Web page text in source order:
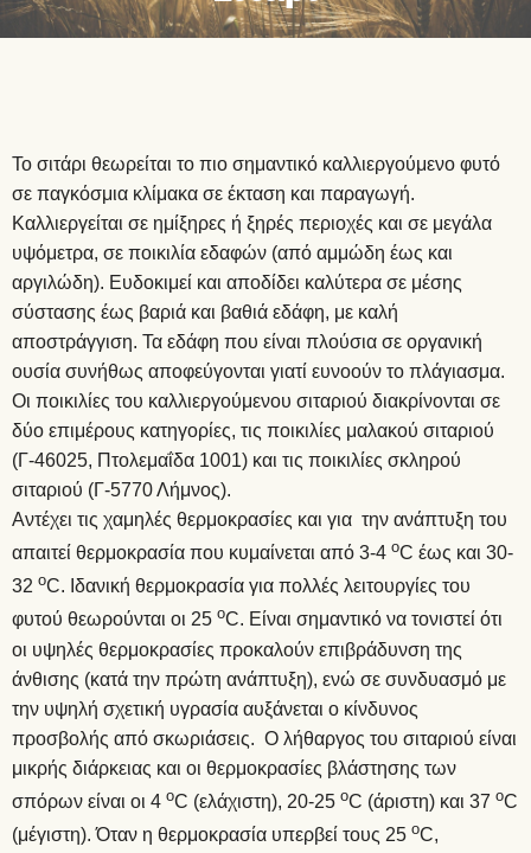
Το σιτάρι θεωρείται το πιο σημαντικό καλλιεργούμενο φυτό
σε παγκόσμια κλίμακα σε έκταση και παραγωγή.
Καλλιεργείται σε ημίξηρες ή ξηρές περιοχές και σε μεγάλα
υψόμετρα, σε ποικιλία εδαφών (από αμμώδη έως και
αργιλώδη). Ευδοκιμεί και αποδίδει καλύτερα σε μέσης
σύστασης έως βαριά και βαθιά εδάφη, με καλή
αποστράγγιση. Τα εδάφη που είναι πλούσια σε οργανική
ουσία συνήθως αποφεύγονται γιατί ευνοούν το πλάγιασμα.
Οι ποικιλίες του καλλιεργούμενου σιταριού διακρίνονται σε
δύο επιμέρους κατηγορίες, τις ποικιλίες μαλακού σιταριού
(Γ-46025, Πτολεμαΐδα 1001) και τις ποικιλίες σκληρού
σιταριού (Γ-5770 Λήμνος).
Αντέχει τις χαμηλές θερμοκρασίες και για την ανάπτυξη του
απαιτεί θερμοκρασία που κυμαίνεται από 3-4 οC έως και 30-
32 οC. Ιδανική θερμοκρασία για πολλές λειτουργίες του
φυτού θεωρούνται οι 25 οC. Είναι σημαντικό να τονιστεί ότι
οι υψηλές θερμοκρασίες προκαλούν επιβράδυνση της
άνθισης (κατά την πρώτη ανάπτυξη), ενώ σε συνδυασμό με
την υψηλή σχετική υγρασία αυξάνεται ο κίνδυνος
προσβολής από σκωριάσεις. Ο λήθαργος του σιταριού είναι
μικρής διάρκειας και οι θερμοκρασίες βλάστησης των
σπόρων είναι οι 4 οC (ελάχιστη), 20-25 οC (άριστη) και 37 οC
(μέγιστη). Όταν η θερμοκρασία υπερβεί τους 25 οC,